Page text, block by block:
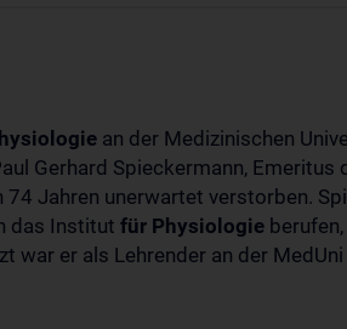
an der Medizinischen
Gerhard Spieckermann, Emeritus
Jahren unerwartet verstorben.
das Institut für Physiologie
er als Lehrender an der MedUni